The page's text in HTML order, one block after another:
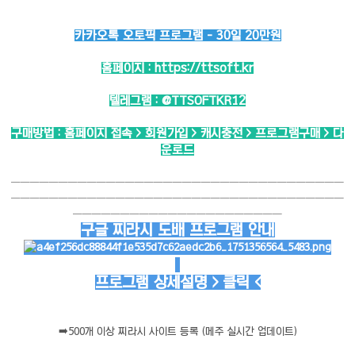
카카오톡 오토픽 프로그램 - 30일 20만원
홈페이지 : https://ttsoft.kr
텔레그램 : @TTSOFTKR12
구매방법 : 홈페이지 접속 > 회원가입 > 캐시충전 > 프로그램구매 > 다
운로드
───────────────────────────────────
───────────────────────────────────
──────────────────────
구글 찌라시 도배 프로그램 안내
프로그램 상세설명 > 클릭 <
➡️500개 이상 찌라시 사이트 등록 (메주 실시간 업데이트)